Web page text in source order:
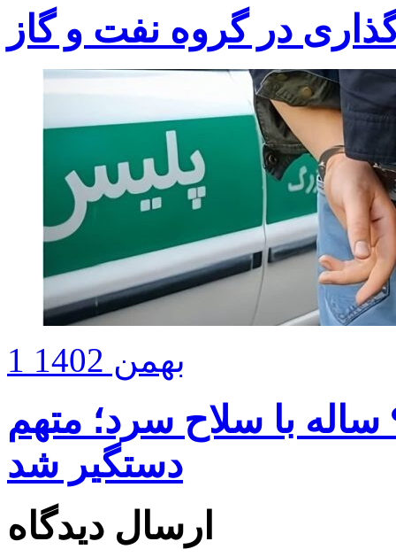
1 بهمن 1402
زورگیری‌ از کودکان ۷ تا ۹ ساله با سلاح سرد؛ متهم
دستگیر شد
ارسال دیدگاه